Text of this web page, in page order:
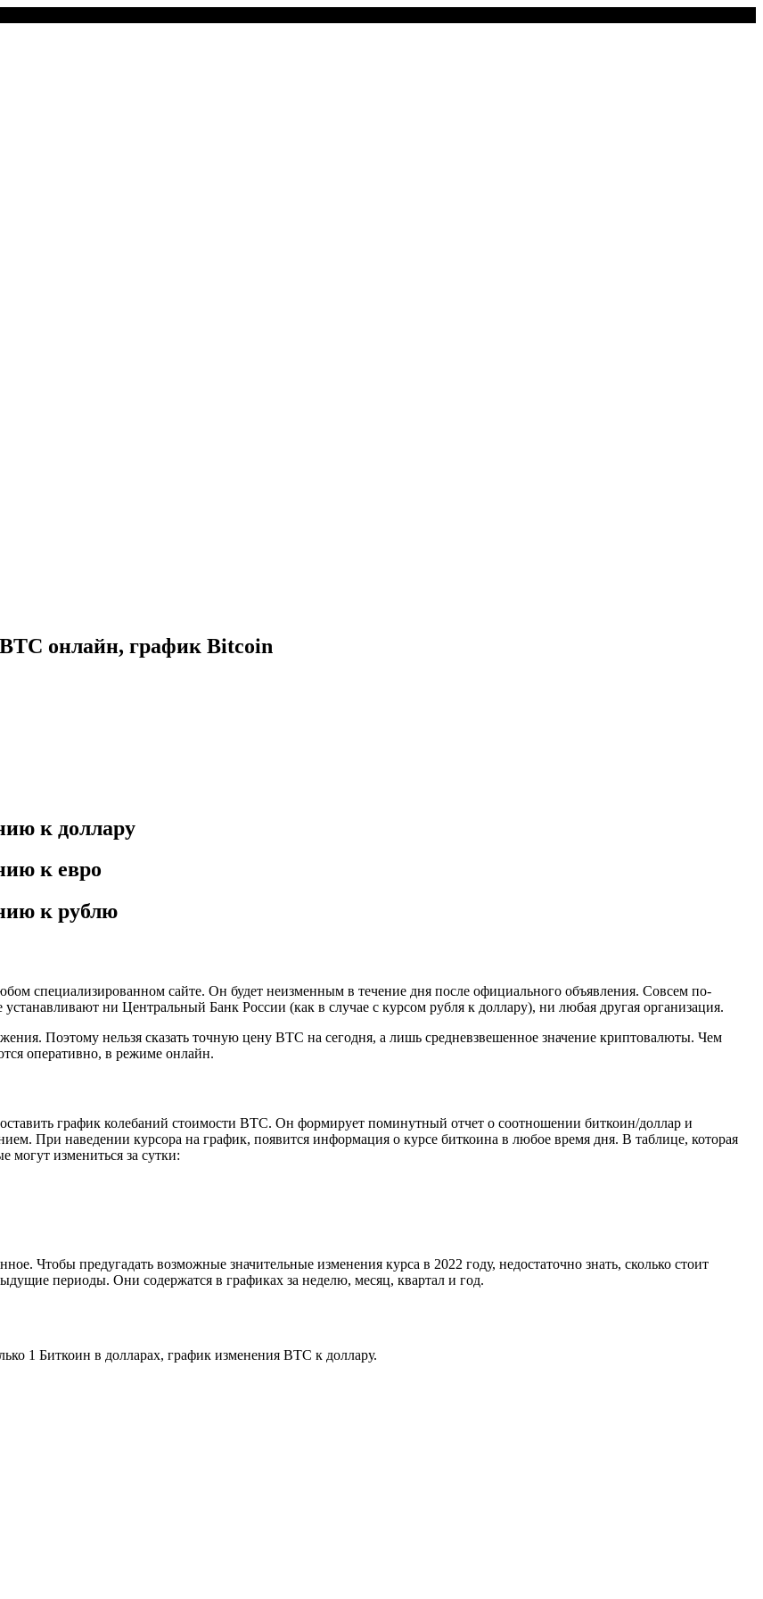
онлайн, график Bitcoin
к доллару
к евро
к рублю
специализированном сайте. Он будет неизменным в течение дня после официального объявления. Совсем по-
ни Центральный Банк России (как в случае с курсом рубля к доллару), ни любая другая организация.
Поэтому нельзя сказать точную цену ВТС на сегодня, а лишь средневзвешенное значение криптовалюты. Чем
оперативно, в режиме онлайн.
график колебаний стоимости ВТС. Он формирует поминутный отчет о соотношении биткоин/доллар и
При наведении курсора на график, появится информация о курсе биткоина в любое время дня. В таблице, которая
могут измениться за сутки:
Чтобы предугадать возможные значительные изменения курса в 2022 году, недостаточно знать, сколько стоит
периоды. Они содержатся в графиках за неделю, месяц, квартал и год.
1 Биткоин в долларах, график изменения BTC к доллару.